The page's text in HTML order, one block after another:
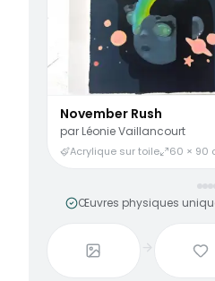
November Rush
par Léonie Vaillancourt
Acrylique sur toile 60 × 90
Œuvres physiques